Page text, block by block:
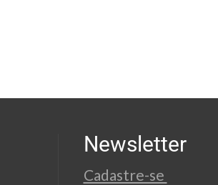
Newsletter
Cadastre-se